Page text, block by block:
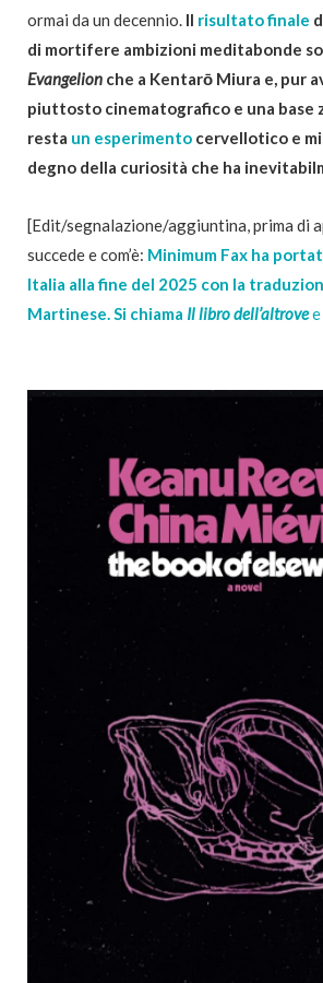
ormai da un decennio. Il risultato finale
di mortifere ambizioni meditabonde
Evangelion che a Kentarō Miura e, pur
piuttosto cinematografico e una base
resta un esperimento cervellotico e
degno della curiosità che ha
[Edit/segnalazione/aggiuntina, prima di
succede e com’è: Minimum Fax ha
Italia alla fine del 2025 con la
Martinese. Si chiama Il libro dell’altrove